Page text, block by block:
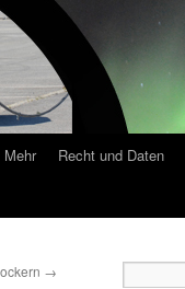
Mehr Recht und Daten
→